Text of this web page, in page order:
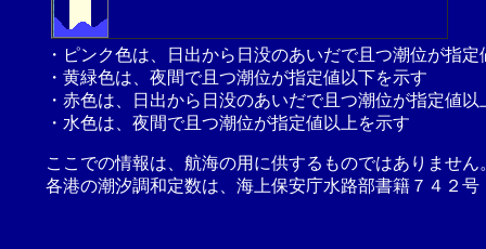
・ピンク色は、日出から日没のあいだで且つ潮位が指
・黄緑色は、夜間で且つ潮位が指定値以下を示す
・赤色は、日出から日没のあいだで且つ潮位が指定値以
・水色は、夜間で且つ潮位が指定値以上を示す
ここでの情報は、航海の用に供するものではありませ
各港の潮汐調和定数は、海上保安庁水路部書籍７４２